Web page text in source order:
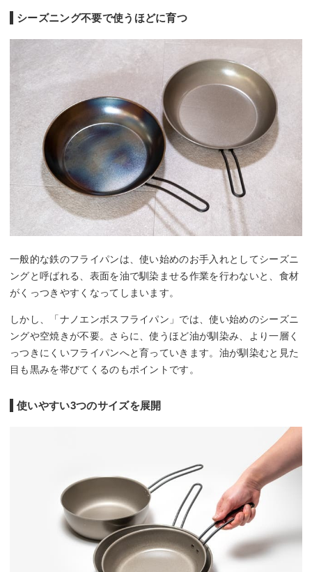
シーズニング不要で使うほどに育つ
一般的な鉄のフライパンは、使い始めのお手入れとしてシーズニ
ングと呼ばれる、表面を油で馴染ませる作業を行わないと、食材
がくっつきやすくなってしまいます。
しかし、「ナノエンボスフライパン」では、使い始めのシーズニ
ングや空焼きが不要。さらに、使うほど油が馴染み、より一層く
っつきにくいフライパンへと育っていきます。油が馴染むと見た
目も黒みを帯びてくるのもポイントです。
使いやすい3つのサイズを展開